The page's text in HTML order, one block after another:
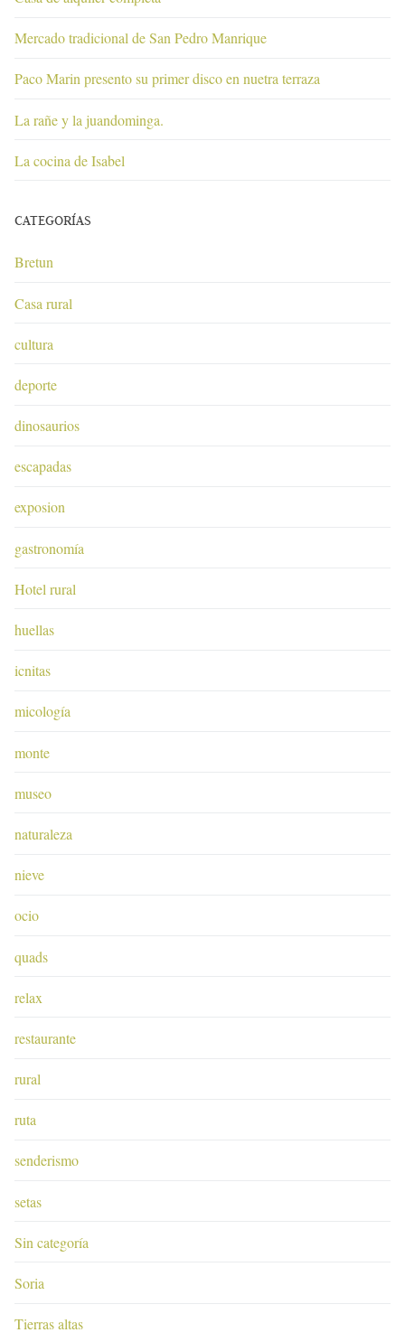
Mercado tradicional de San Pedro Manrique
Paco Marin presento su primer disco en nuetra terraza
La rañe y la juandominga.
La cocina de Isabel
CATEGORÍAS
Bretun
Casa rural
cultura
deporte
dinosaurios
escapadas
exposion
gastronomía
Hotel rural
huellas
icnitas
micología
monte
museo
naturaleza
nieve
ocio
quads
relax
restaurante
rural
ruta
senderismo
setas
Sin categoría
Soria
Tierras altas